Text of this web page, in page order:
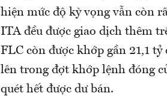
hiện mức độ kỳ vọng vẫn còn
ITA đều được giao dịch thêm
FLC còn được khớp gần 21,1
lên trong đợt khớp lệnh đóng
quét hết được dư bán.